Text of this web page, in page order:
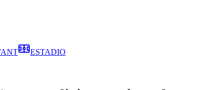
ESTADIO